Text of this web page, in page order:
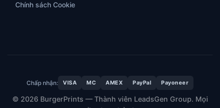
Chính sách Cookie
Chấp nhận: VISA MC AMEX PayPal Payoneer
© 2026 BurgerPrints — Thành viên LeadsGen Group. Mọi